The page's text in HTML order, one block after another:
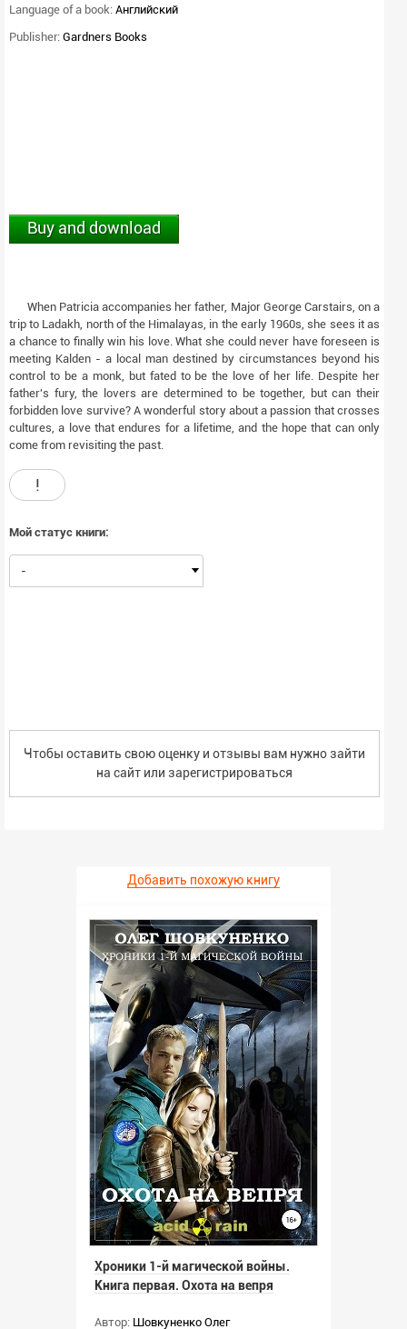
Language of a book: Английский
Publisher: Gardners Books
Buy and download
When Patricia accompanies her father, Major George Carstairs, on a
trip to Ladakh, north of the Himalayas, in the early 1960s, she sees it as
a chance to finally win his love. What she could never have foreseen is
meeting Kalden - a local man destined by circumstances beyond his
control to be a monk, but fated to be the love of her life. Despite her
father's fury, the lovers are determined to be together, but can their
forbidden love survive? A wonderful story about a passion that crosses
cultures, a love that endures for a lifetime, and the hope that can only
come from revisiting the past.
!
Мой статус книги:
-
Чтобы оставить свою оценку и отзывы вам нужно зайти
на сайт или зарегистрироваться
Добавить похожую книгу
Хроники 1-й магической войны.
Книга первая. Охота на вепря
Автор: Шовкуненко Олег